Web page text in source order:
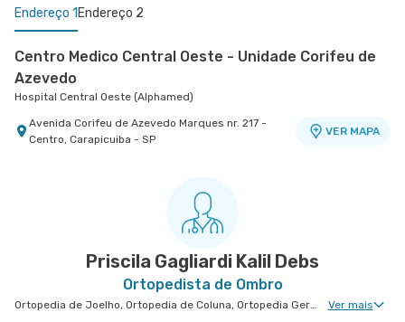
Endereço 1 Endereço 2
Centro Medico Central Oeste - Unidade Corifeu de
Azevedo
Hospital Central Oeste (Alphamed)
Avenida Corifeu de Azevedo Marques nr. 217 -
Centro, Carapicuiba - SP
VER MAPA
Rua Cezario Dau nr. 156 - Jardim Maria Rosa,
Priscila Gagliardi Kalil Debs
Ortopedista de Ombro
Ortopedia de Joelho, Ortopedia de Coluna, Ortopedia Geral, Ortopedia de Cotovelo, Ortopedia Pediátrica Ver mais